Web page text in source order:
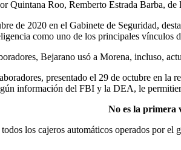
Quintana Roo, Remberto Estrada Barba,
de 2020 en el Gabinete de Seguridad,
como uno de los principales vínculos
Bejarano usó a Morena, incluso,
presentado el 29 de octubre en
información del FBI y la DEA, le
No es la primera
los cajeros automáticos operados por